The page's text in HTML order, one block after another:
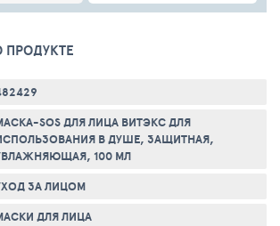
SOS ДЛЯ ЛИЦА ВИТЭКС ДЛЯ
В ДУШЕ, ЗАЩИТНАЯ,
100 МЛ
ЗА ЛИЦОМ
ДЛЯ ЛИЦА